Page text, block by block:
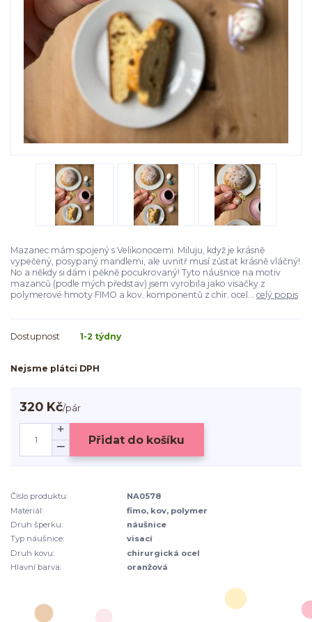
Mazanec mám spojený s Velikonocemi. Miluju, když je krásně
vypečený, posypaný mandlemi, ale uvnitř musí zůstat krásně vláčný!
No a někdy si dám i pěkně pocukrovaný! Tyto náušnice na motiv
mazanců (podle mých představ) jsem vyrobila jako visačky z
polymerové hmoty FIMO a kov. komponentů z chir. ocel... celý popis
Dostupnost 1-2 týdny
Nejsme plátci DPH
320 Kč/pár
Přidat do košíku
Číslo produktu:
NA0578
Materiál:
fimo, kov, polymer
Druh šperku:
náušnice
Typ náušnice:
visací
Druh kovu:
chirurgická ocel
Hlavní barva:
oranžová